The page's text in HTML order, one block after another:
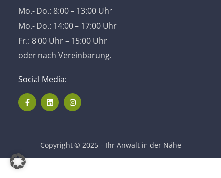
Mo.- Do.: 8:00 – 13:00 Uhr
Mo.- Do.: 14:00 – 17:00 Uhr
Fr.: 8:00 Uhr – 15:00 Uhr
oder nach Vereinbarung.
Social Media:
Copyright © 2025 – Ihr Anwalt in der Nähe